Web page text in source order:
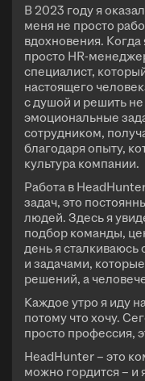
В 2023 году я
меня не просто
вдохновения.
просто HR-
специалист,
настоящего
с душой и решить
эмоциональные
сотрудником,
благодаря опыту,
культура компании.
Работа в
задач, это
людей. Здесь я
подбор команды,
день я
и задачами,
решений, а
Каждое утро я иду
потому что хочу.
просто профессия,
HeadHunter – это
можно гордится – и